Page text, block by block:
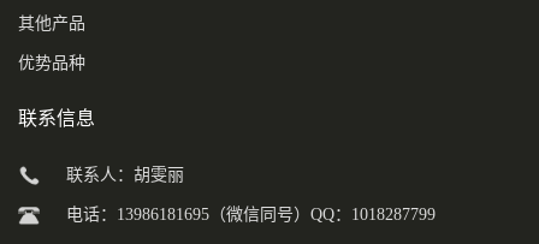
其他产品
优势品种
联系信息
联系人：胡雯丽
电话：13986181695（微信同号）QQ：1018287799